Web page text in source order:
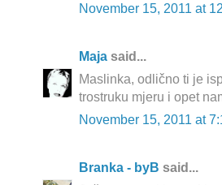
November 15, 2011 at
Maja said...
Maslinka, odlično ti je
trostruku mjeru i opet
November 15, 2011 at
Branka - byB said...